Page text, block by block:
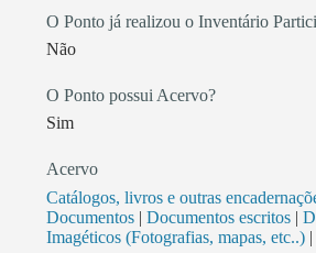
O Ponto já realizou o Inventário
Não
O Ponto possui Acervo?
Sim
Acervo
Catálogos, livros e outras
Documentos | Documentos escritos |
Imagéticos (Fotografias, mapas, etc..) |